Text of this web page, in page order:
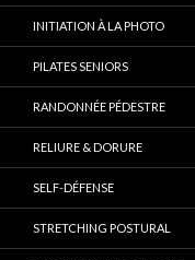
INITIATION À LA PHOTO
PILATES SENIORS
RANDONNÉE PÉDESTRE
RELIURE & DORURE
SELF-DÉFENSE
STRETCHING POSTURAL